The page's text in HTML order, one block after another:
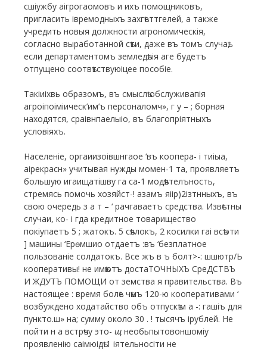
сшіужбу аігрогаомовъ и ихъ помощниковъ,
пригласить івремодныхъ захгѣеттгелей, а также
учредить новыя должности агрономическія,
согласно выработанной сѣти, даже въ томъ случаѣ,
если департаментомъ земледѣлія аге будетъ
отпущено соотвѣтствуюіцее пособіе.
Такіиіхвь образомъ, въ смыслѣ обслуживапія
агроіпоіміическ’им’ъ персоналомч», г у – ; борная
находятся, сраівнпаелыіо, въ благопріятныхъ
условіяхъ.
Населеніе, оргаиизоівшнгаое ‘въ коопера- і тиіыа,
аірекрасн» учитывая нужды момен-1 та, проявляетъ
большую игаищатішву га са-1 модѣятелъность,
стремясь помочь хозяйст-! азамъ яіір)2ізтнныхъ, въ
свою очередь з а т – ‘ рачгаваетъ средства. Извѣстны
случаи, ко- і гда кредитное товарищество
покіупаетъ 5 ; жатокъ. 5 сѣялокъ, 2 косилки гаі всѣ эти
] машины ‘Ерѳмшио отдаетъ :въ ‘безплатное
пользованіе солдатокъ. Все жъ в ъ болт>-: шшютр/Ь
кооперативы! не имѣютъ достаТОЧНЫХЪ СреДСТВЪ
И ЖДУТЪ ПОМОЩИ от земства я правительства. Въ
настоящее : время болѣе чѣмъ 120-ю кооперативами ‘
возбуждено ходатайство объ отпускѣ м а -: гашіъ для
пункто.ш» на; сумму около 30 . ! тысячъ ірублей. Не
пойти н а встрѣчу это- щ необьпытовоншоміу
проявленію саімюідѣ-1 іятельносіти не